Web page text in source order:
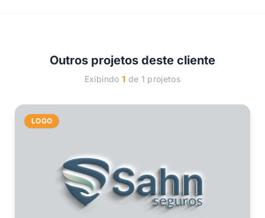
Outros projetos deste cliente
Exibindo 1 de 1 projetos
LOGO